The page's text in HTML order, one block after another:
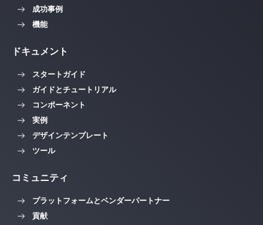
成功事例
機能
ドキュメント
スタートガイド
ガイドとチュートリアル
コンポーネント
実例
デザインテンプレート
ツール
コミュニティ
プラットフォームとベンダーパートナー
貢献